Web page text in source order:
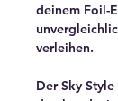
deinem Foil-
verleihen.
Der Sky